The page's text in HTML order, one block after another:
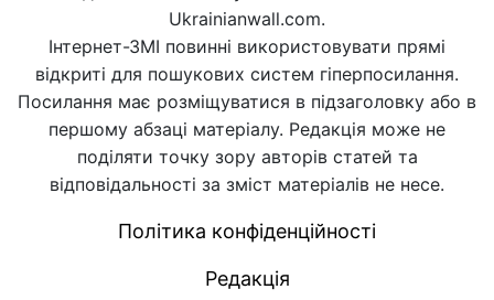
Ukrainianwall.com.
Інтернет-ЗМІ повинні використовувати прямі
відкриті для пошукових систем гіперпосилання.
Посилання має розміщуватися в підзаголовку або в
першому абзаці матеріалу. Редакція може не
поділяти точку зору авторів статей та
відповідальності за зміст матеріалів не несе.
Політика конфіденційності
Редакція